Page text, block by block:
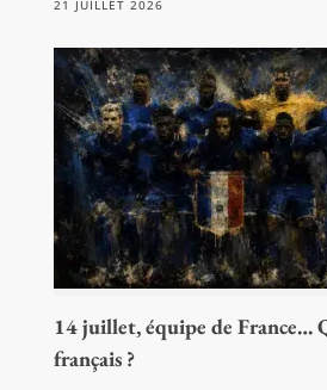
21 JUILLET 2026
14 juillet, équipe de France…
français ?